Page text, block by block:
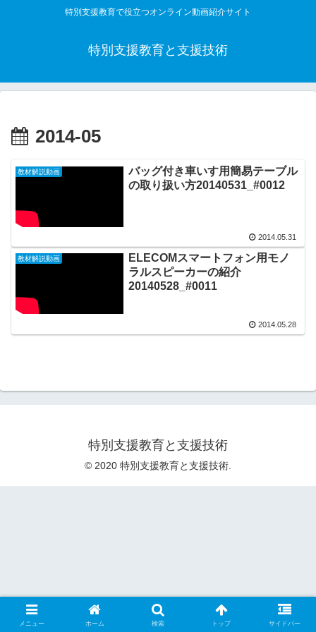
特別支援教育で役立つオンライン動画紹介サイト
特別支援教育と支援技術
2014-05
教材解説動画
バッグ付き車いす用簡易テーブル
の取り扱い方20140531_#0012
2014.05.31
教材解説動画
ELECOMスマートフォン用モノ
ラルスピーカーの紹介
20140528_#0011
2014.05.28
特別支援教育と支援技術
© 2020 特別支援教育と支援技術.
メニュー ホーム 検索 トップ サイドバー